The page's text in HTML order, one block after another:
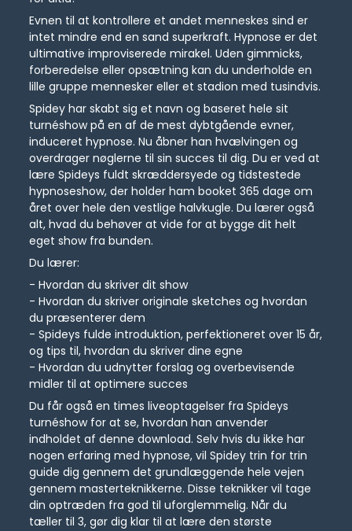
Evnen til at kontrollere et andet menneskes sind er
intet mindre end en sand superkraft. Hypnose er det
ultimative improviserede mirakel. Uden gimmicks,
forberedelse eller opsætning kan du underholde en
lille gruppe mennesker eller et stadion med tusindvis.
Spidey har skabt sig et navn og baseret hele sit
turnéshow på en af ​​de mest dybtgående evner,
induceret hypnose. Nu åbner han hvælvingen og
overdrager nøglerne til sin succes til dig. Du er ved at
lære Spideys fuldt skræddersyede og tidstestede
hypnoseshow, der holder ham booket 365 dage om
året over hele den vestlige halvkugle. Du lærer også
alt, hvad du behøver at vide for at bygge dit helt
eget show fra bunden.
Du lærer:
- Hvordan du skriver dit show
- Hvordan du skriver originale sketches og hvordan
du præsenterer dem
- Spideys fulde introduktion, perfektioneret over 15 år,
og tips til, hvordan du skriver dine egne
- Hvordan du udnytter forslag og overbevisende
midler til at optimere succes
Du får også en times liveoptagelser fra Spideys
turnéshow for at se, hvordan han anvender
indholdet af denne download. Selv hvis du ikke har
nogen erfaring med hypnose, vil Spidey trin for trin
guide dig gennem det grundlæggende hele vejen
gennem masterteknikkerne. Disse teknikker vil tage
din optræden fra god til uforglemmelig. Når du
tæller til 3, gør dig klar til at lære den største